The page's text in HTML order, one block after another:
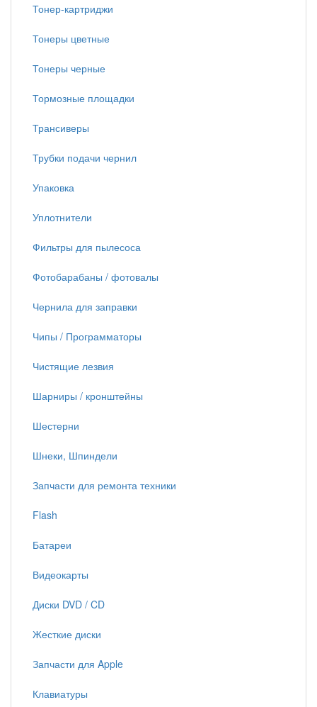
Тонер-картриджи
Тонеры цветные
Тонеры черные
Тормозные площадки
Трансиверы
Трубки подачи чернил
Упаковка
Уплотнители
Фильтры для пылесоса
Фотобарабаны / фотовалы
Чернила для заправки
Чипы / Программаторы
Чистящие лезвия
Шарниры / кронштейны
Шестерни
Шнеки, Шпиндели
Запчасти для ремонта техники
Flash
Батареи
Видеокарты
Диски DVD / CD
Жесткие диски
Запчасти для Apple
Клавиатуры